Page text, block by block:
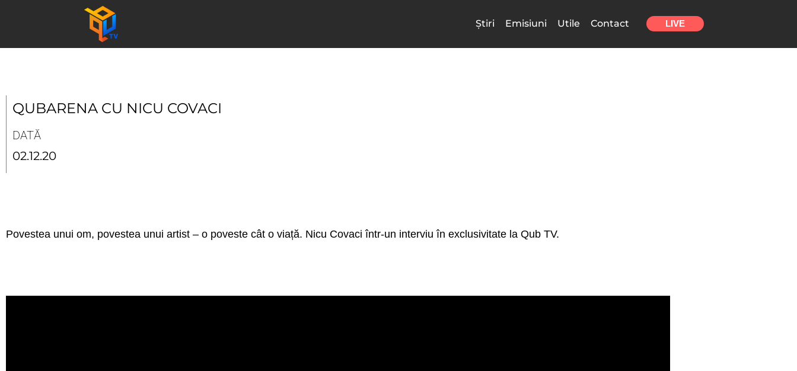
Știri Emisiuni Utile Contact LIVE
QUBARENA CU NICU COVACI
DATĂ
02.12.20
Povestea unui om, povestea unui artist – o poveste cât o viață. Nicu Covaci într-un interviu în exclusivitate la Qub TV.